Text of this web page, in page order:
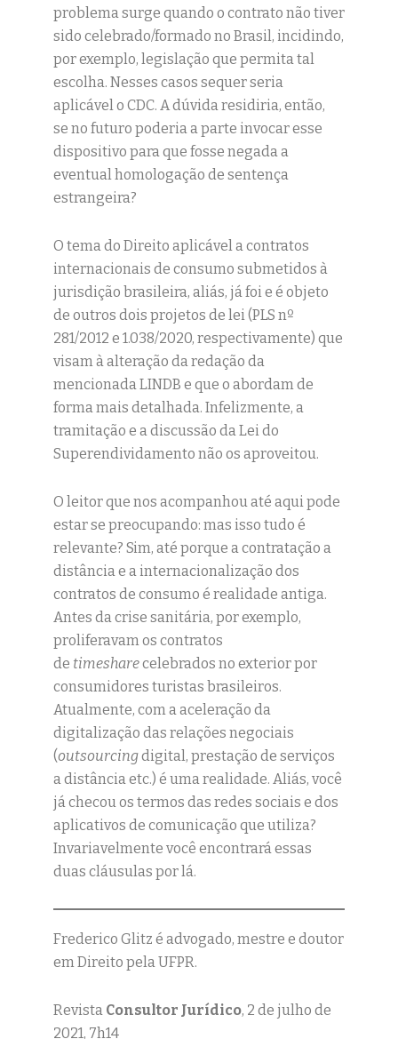
problema surge quando o contrato não tiver
sido celebrado/formado no Brasil, incidindo,
por exemplo, legislação que permita tal
escolha. Nesses casos sequer seria
aplicável o CDC. A dúvida residiria, então,
se no futuro poderia a parte invocar esse
dispositivo para que fosse negada a
eventual homologação de sentença
estrangeira?
O tema do Direito aplicável a contratos
internacionais de consumo submetidos à
jurisdição brasileira, aliás, já foi e é objeto
de outros dois projetos de lei (PLS nº
281/2012 e 1.038/2020, respectivamente) que
visam à alteração da redação da
mencionada LINDB e que o abordam de
forma mais detalhada. Infelizmente, a
tramitação e a discussão da Lei do
Superendividamento não os aproveitou.
O leitor que nos acompanhou até aqui pode
estar se preocupando: mas isso tudo é
relevante? Sim, até porque a contratação a
distância e a internacionalização dos
contratos de consumo é realidade antiga.
Antes da crise sanitária, por exemplo,
proliferavam os contratos
de timesharecelebrados no exterior por
consumidores turistas brasileiros.
Atualmente, com a aceleração da
digitalização das relações negociais
(outsourcingdigital, prestação de serviços
a distância etc.) é uma realidade. Aliás, você
já checou os termos das redes sociais e dos
aplicativos de comunicação que utiliza?
Invariavelmente você encontrará essas
duas cláusulas por lá.
Frederico Glitz é advogado, mestre e doutor
em Direito pela UFPR.
Revista Consultor Jurídico, 2 de julho de
2021, 7h14